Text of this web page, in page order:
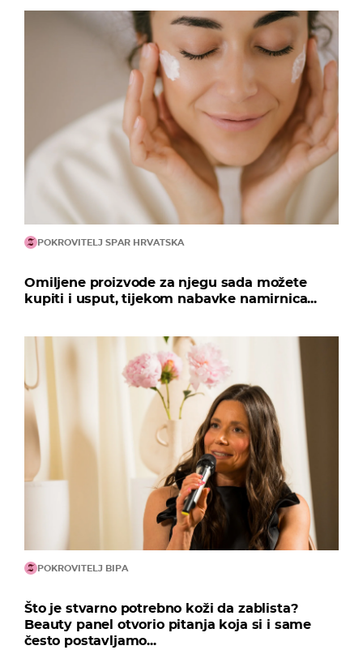
POKROVITELJ SPAR HRVATSKA
Omiljene proizvode za njegu sada možete
kupiti i usput, tijekom nabavke namirnica...
POKROVITELJ BIPA
Što je stvarno potrebno koži da zablista?
Beauty panel otvorio pitanja koja si i same
često postavljamo...